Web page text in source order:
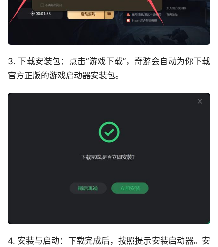
3. 下载安装包：点击“游戏下载”，奇游会自动为你下载
官方正版的游戏启动器安装包。
4. 安装与启动：下载完成后，按照提示安装启动器。安